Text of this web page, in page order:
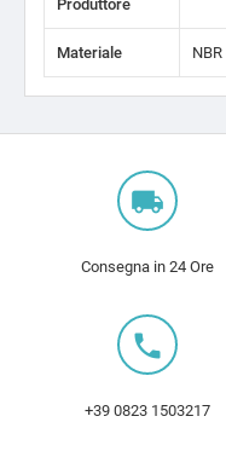
Produttore
Materiale
local_shipping
Consegna in 24 Ore
local_phone
+39 0823 1503217